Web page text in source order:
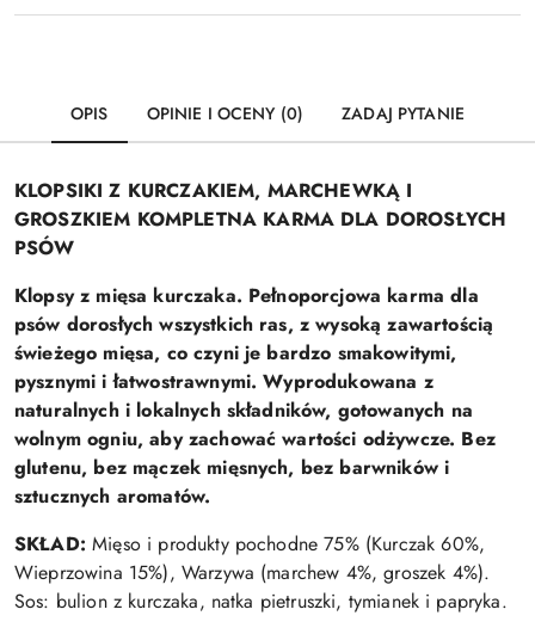
OPIS OPINIE I OCENY (0) ZADAJ PYTANIE
KLOPSIKI Z KURCZAKIEM, MARCHEWKĄ I
GROSZKIEM KOMPLETNA KARMA DLA DOROSŁYCH
PSÓW
Klopsy z mięsa kurczaka. Pełnoporcjowa karma dla
psów dorosłych wszystkich ras, z wysoką zawartością
świeżego mięsa, co czyni je bardzo smakowitymi,
pysznymi i łatwostrawnymi. Wyprodukowana z
naturalnych i lokalnych składników, gotowanych na
wolnym ogniu, aby zachować wartości odżywcze. Bez
glutenu, bez mączek mięsnych, bez barwników i
sztucznych aromatów.
SKŁAD: Mięso i produkty pochodne 75% (Kurczak 60%,
Wieprzowina 15%), Warzywa (marchew 4%, groszek 4%).
Sos: bulion z kurczaka, natka pietruszki, tymianek i papryka.